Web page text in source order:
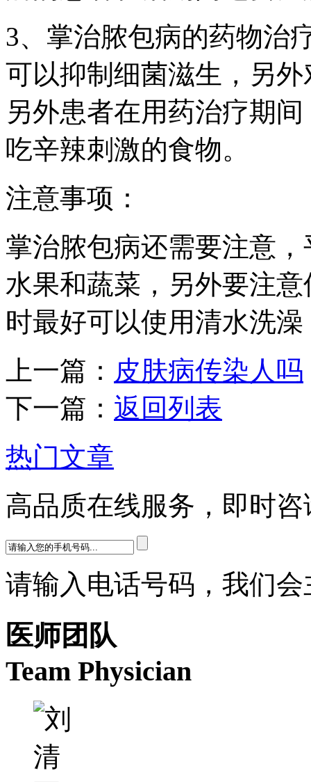
3、掌治脓包病的药物治
可以抑制细菌滋生，另
另外患者在用药治疗期
吃辛辣刺激的食物。
注意事项：
掌治脓包病还需要注意
水果和蔬菜，另外要注
时最好可以使用清水洗
上一篇： 皮肤病传染人吗
下一篇： 返回列表
热门文章
高品质在线服务，即时咨
请输入电话号码，我们
医师团队
Team Physician